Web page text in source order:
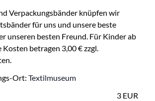
Verpackungsbänder knüpfen wir
für uns und unsere beste
unseren besten Freund. Für Kinder ab
Kosten betragen 3,00 € zzgl.
Ort: Textilmuseum
3 EUR